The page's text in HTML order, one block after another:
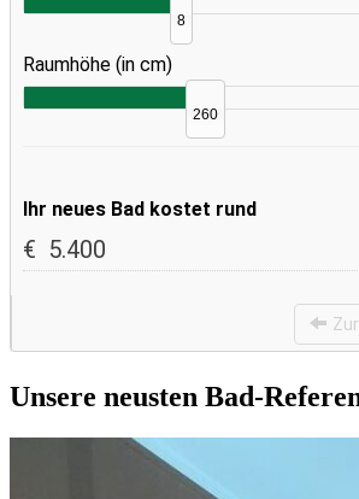
Unsere neusten Bad-